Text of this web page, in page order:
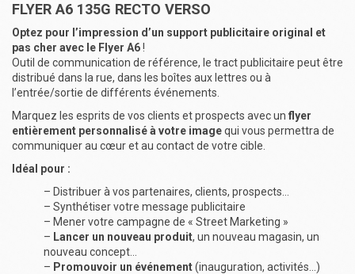
FLYER A6 135G RECTO VERSO
Optez pour l’impression d’un support publicitaire original et
pas cher avec le Flyer A6!
Outil de communication de référence, le tract publicitaire peut être
distribué dans la rue, dans les boîtes aux lettres ou à
l’entrée/sortie de différents événements.
Marquez les esprits de vos clients et prospects avec un flyer
entièrement personnalisé à votre imagequi vous permettra de
communiquer au cœur et au contact de votre cible.
Idéal pour :
– Distribuer à vos partenaires, clients, prospects…
– Synthétiser votre message publicitaire
– Mener votre campagne de « Street Marketing »
– Lancer un nouveau produit, un nouveau magasin, un
nouveau concept…
– Promouvoir un événement(inauguration, activités…)